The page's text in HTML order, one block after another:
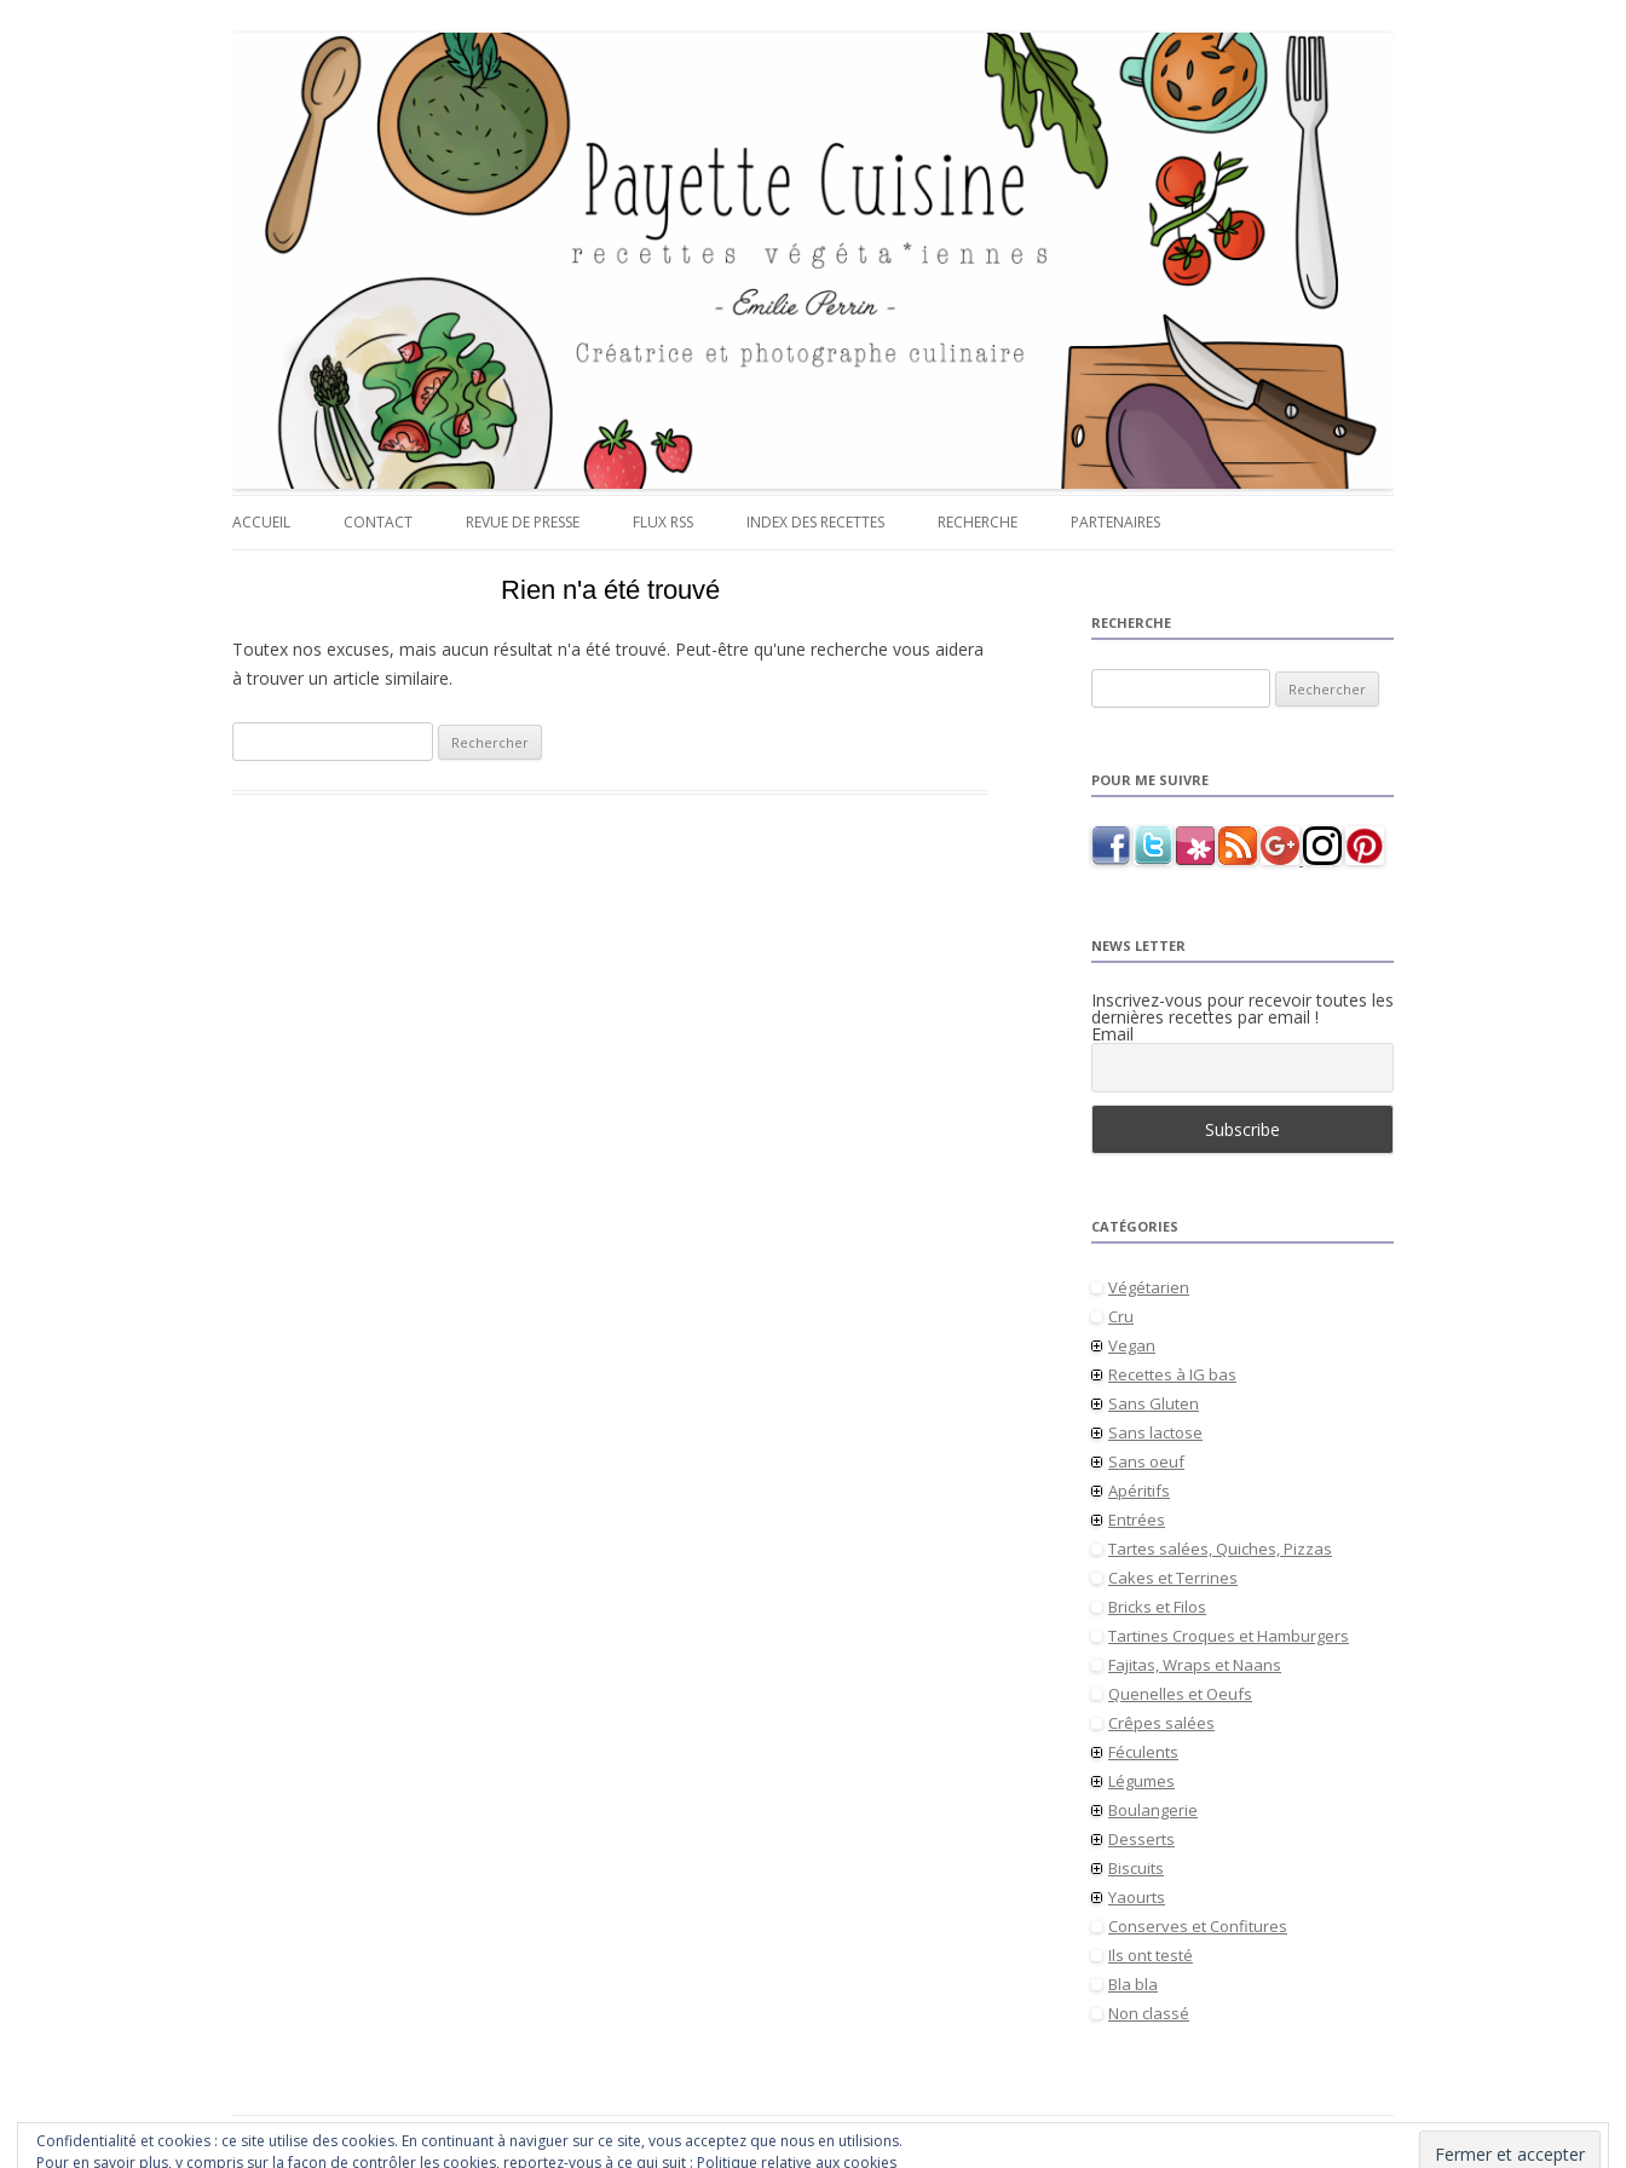
Payette cuisine
ACCUEIL CONTACT REVUE DE PRESSE FLUX RSS INDEX DES RECETTES RECHERCHE PARTENAIRES
Rien n'a été trouvé
Toutex nos excuses, mais aucun résultat n'a été trouvé. Peut-être qu'une recherche vous aidera
à trouver un article similaire.
RECHERCHE
POUR ME SUIVRE
NEWS LETTER
Inscrivez-vous pour recevoir toutes les
dernières recettes par email !
Email
CATÉGORIES
Végétarien
Cru
Vegan
Recettes à IG bas
Sans Gluten
Sans lactose
Sans oeuf
Apéritifs
Entrées
Tartes salées, Quiches, Pizzas
Cakes et Terrines
Bricks et Filos
Tartines Croques et Hamburgers
Fajitas, Wraps et Naans
Quenelles et Oeufs
Crêpes salées
Féculents
Légumes
Boulangerie
Desserts
Biscuits
Yaourts
Conserves et Confitures
Ils ont testé
Bla bla
Non classé
Tout droit réservé © 2026Payette cuisine• Site utilisant WordPress Vie privé
Confidentialité et cookies : ce site utilise des cookies. En continuant à naviguer sur ce site, vous acceptez que nous en utilisions.
Pour en savoir plus, y compris sur la façon de contrôler les cookies, reportez-vous à ce qui suit : Politique relative aux cookies